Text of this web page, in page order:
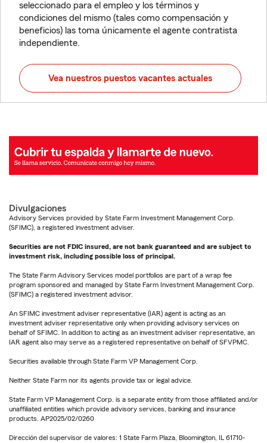
seleccionado para el empleo y los términos y
condiciones del mismo (tales como compensación y
beneficios) las toma únicamente el agente contratista
independiente.
Vea nuestros puestos vacantes actuales
Divulgaciones
Advisory Services provided by State Farm Investment Management Corp.
(SFIMC), a registered investment adviser.
Securities are not FDIC insured, are not bank guaranteed and are subject to
investment risk, including possible loss of principal.
The State Farm Advisory Services model portfolios are part of a wrap fee
program sponsored and managed by State Farm Investment Management Corp.
(SFIMC) a registered investment advisor.
An SFIMC investment adviser representative (IAR) agent is acting as an
investment adviser representative only when providing advisory services on
behalf of SFIMC. In addition to acting as an investment adviser representative, an
IAR agent also may serve as a registered representative on behalf of SFVPMC.
Securities available through State Farm VP Management Corp.
Neither State Farm nor its agents provide tax or legal advice.
State Farm VP Management Corp. is a separate entity from those affiliated and/or
unaffiliated entities which provide advisory services, banking and insurance
products. AP2025/02/0260
Dirección del supervisor de valores: 1 State Farm Plaza, Bloomington, IL 61710-